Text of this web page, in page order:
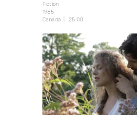
Fiction
1985
Canada
25:00